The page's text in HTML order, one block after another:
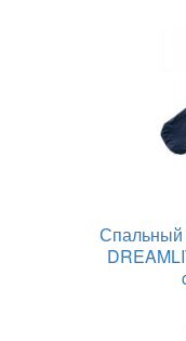
Спальный